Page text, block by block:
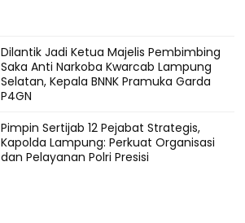
Dilantik Jadi Ketua Majelis Pembimbing
Saka Anti Narkoba Kwarcab Lampung
Selatan, Kepala BNNK Pramuka Garda
P4GN
Pimpin Sertijab 12 Pejabat Strategis,
Kapolda Lampung: Perkuat Organisasi
dan Pelayanan Polri Presisi